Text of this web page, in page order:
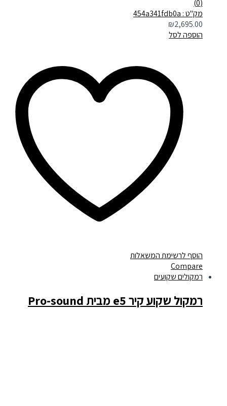
מק"ט : 454a341fdb0a
₪2,695.00
הוספה לסל
הוסף לרשימת המשאלות
Compare
רמקולים שקועים
רמקול שקוע קיר e5 מבית Pro-sound